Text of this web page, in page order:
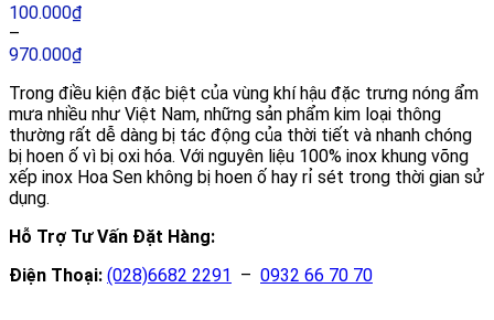
100.000₫
–
970.000₫
Trong điều kiện đặc biệt của vùng khí hậu đặc trưng nóng ẩm
mưa nhiều như Việt Nam, những sản phẩm kim loại thông
thường rất dễ dàng bị tác động của thời tiết và nhanh chóng
bị hoen ố vì bị oxi hóa. Với nguyên liệu 100% inox khung võng
xếp inox Hoa Sen không bị hoen ố hay rỉ sét trong thời gian sử
dụng.
Hỗ Trợ Tư Vấn Đặt Hàng:
Điện Thoại: (028)6682 2291 – 0932 66 70 70